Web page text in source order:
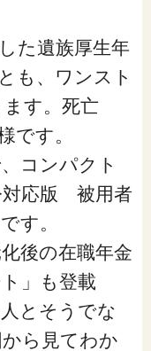
た遺族厚生年
も、ワンスト
す。死亡
です。
コンパクト
対応版 被用者
す。
後の在職年金
」も登載
とそうでな
ら見てわか